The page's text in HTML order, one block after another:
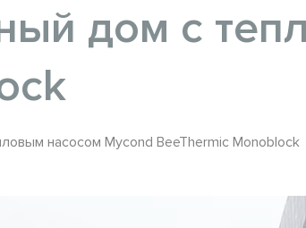
дом с
насосом Mycond BeeThermic Monoblock